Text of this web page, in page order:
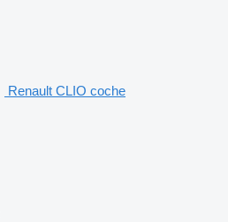
Renault CLIO coche